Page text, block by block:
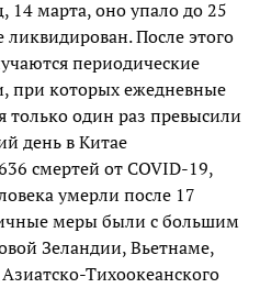
14 марта, оно упало до 25
ликвидирован. После этого
периодические
при которых ежедневные
только один раз превысили
день в Китае
смертей от COVID-19,
умерли после 17
меры были с большим
Зеландии, Вьетнаме,
Тихоокеанского